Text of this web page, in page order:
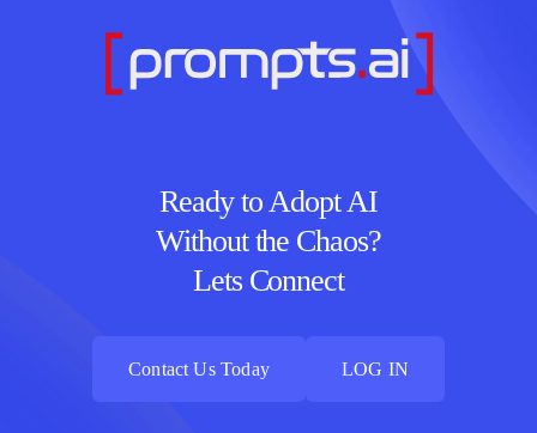
Ready to Adopt AI
Without the Chaos?
Lets Connect
Contact Us Today
LOG IN